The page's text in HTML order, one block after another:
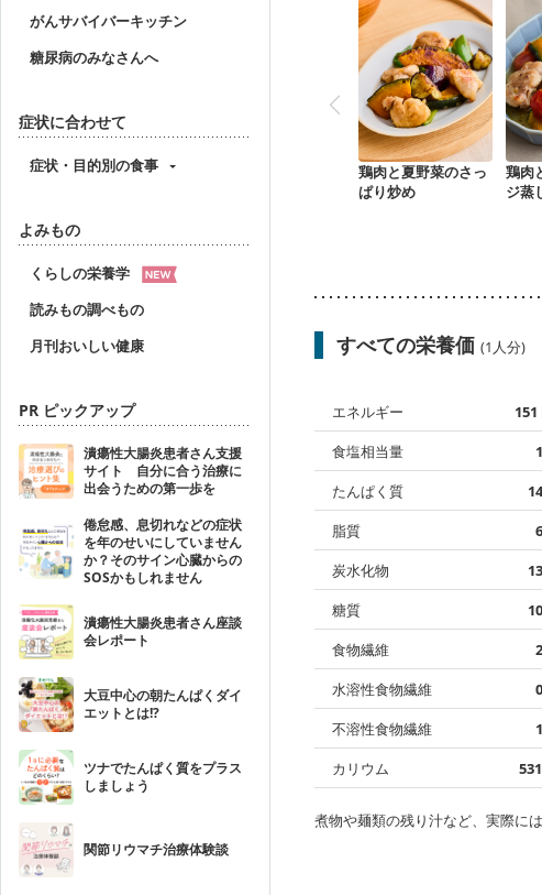
がんサバイバーキッチン
糖尿病のみなさんへ
症状に合わせて
症状・目的別の食事
よみもの
くらしの栄養学
読みもの調べもの
月刊おいしい健康
PR ピックアップ
潰瘍性大腸炎患者さん支援
サイト 自分に合う治療に
出会うための第一歩を
倦怠感、息切れなどの症状
を年のせいにしていません
か？そのサイン心臓からの
SOSかもしれません
潰瘍性大腸炎患者さん座談
会レポート
大豆中心の朝たんぱくダイ
エットとは!?
ツナでたんぱく質をプラス
しましょう
関節リウマチ治療体験談
鶏肉と夏野菜のさっ
ぱり炒め
鶏肉
ジ蒸
すべての栄養価 (1人分)
エネルギー 151
食塩相当量
たんぱく質
脂質
炭水化物
糖質
食物繊維
水溶性食物繊維
不溶性食物繊維
カリウム
531
煮物や麺類の残り汁など、実際に